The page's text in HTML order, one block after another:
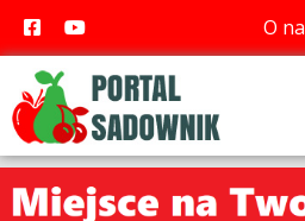
O